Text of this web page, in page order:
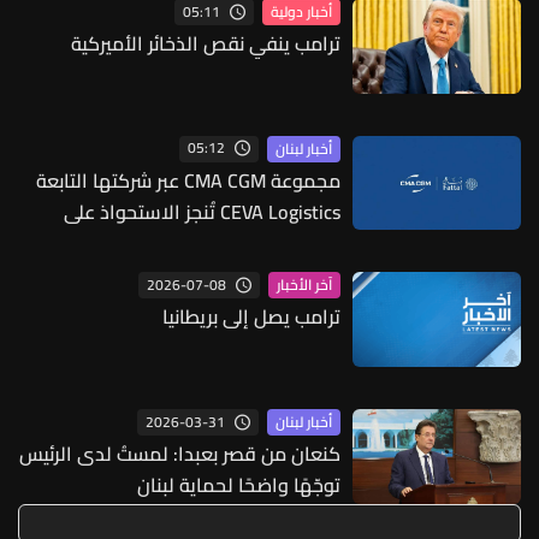
أخبار دولية 05:11
ترامب ينفي نقص الذخائر الأميركية
أخبار لبنان 05:12
مجموعة CMA CGM عبر شركتها التابعة
CEVA Logistics تُنجز الاستحواذ على
آخر الأخبار 2026-07-08
ترامب يصل إلى بريطانيا
أخبار لبنان 2026-03-31
كنعان من قصر بعبدا: لمستُ لدى الرئيس
توجّهًا واضحًا لحماية لبنان